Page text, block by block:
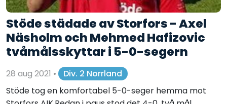
Stöde städade av Storfors - Axel
Näsholm och Mehmed Hafizovic
tvåmålsskyttar i 5-0-segern
28 aug 2021 •
Div. 2 Norrland
Stöde tog en komfortabel 5-0-seger hemma mot